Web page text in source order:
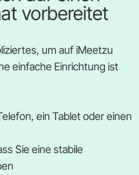
vorbereitet
um auf iMeetzu
einfache Einrichtung ist
ein Tablet oder einen
Sie eine stabile